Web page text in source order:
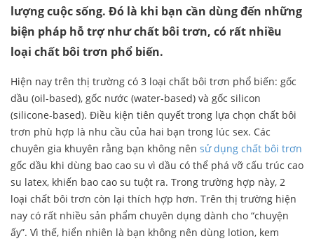
lượng cuộc sống. Đó là khi bạn cần dùng đến những
biện pháp hỗ trợ như chất bôi trơn, có rất nhiều
loại chất bôi trơn phổ biến.
Hiện nay trên thị trường có 3 loại chất bôi trơn phổ biến: gốc
dầu (oil-based), gốc nước (water-based) và gốc silicon
(silicone-based). Điều kiện tiên quyết trong lựa chọn chất bôi
trơn phù hợp là nhu cầu của hai bạn trong lúc sex. Các
chuyên gia khuyên rằng bạn không nên sử dụng chất bôi trơn
gốc dầu khi dùng bao cao su vì dầu có thể phá vỡ cấu trúc cao
su latex, khiến bao cao su tuột ra. Trong trường hợp này, 2
loại chất bôi trơn còn lại thích hợp hơn. Trên thị trường hiện
nay có rất nhiều sản phẩm chuyên dụng dành cho “chuyện
ấy”. Vì thế, hiển nhiên là bạn không nên dùng lotion, kem